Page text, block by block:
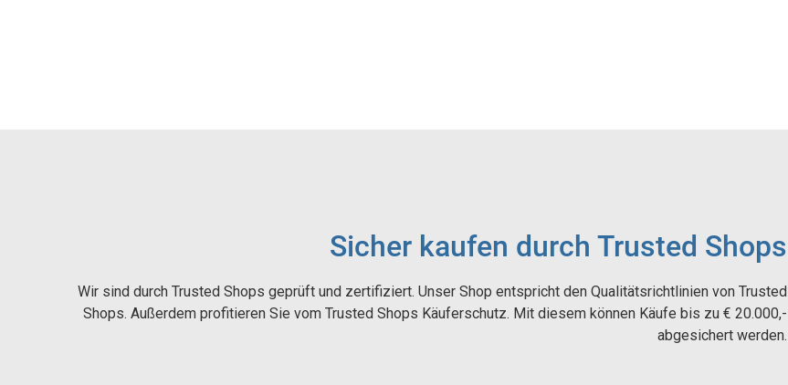
Sicher kaufen durch Trusted Shops
Wir sind durch Trusted Shops geprüft und zertifiziert. Unser Shop entspricht den Qualitätsrichtlinien von Trusted
Shops. Außerdem profitieren Sie vom Trusted Shops Käuferschutz. Mit diesem können Käufe bis zu € 20.000,-
abgesichert werden.